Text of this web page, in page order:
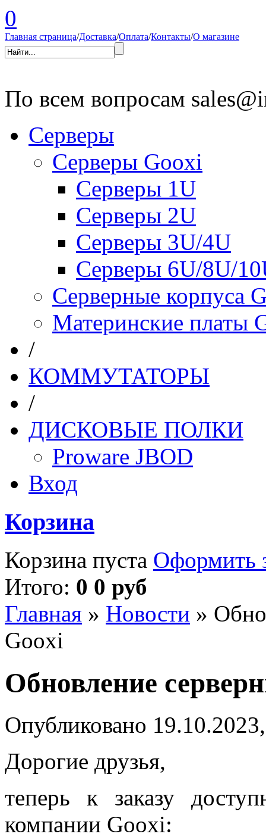
0
Главная страница/Доставка/Оплата/Контакты/О магазине
По всем вопросам
Серверы
Серверы Gooxi
Серверы 1U
Серверы 2U
Серверы 3U/4U
Серверы 6U/8U/
Серверные корпуса
Материнские платы
/
КОММУТАТОРЫ
/
ДИСКОВЫЕ ПОЛКИ
Proware JBOD
Вход
Корзина
Корзина пуста Оформить
Итого: 0 0 руб
Главная » Новости »
Gooxi
Обновление
Опубликовано
Дорогие друзья,
теперь к заказу
компании Gooxi: